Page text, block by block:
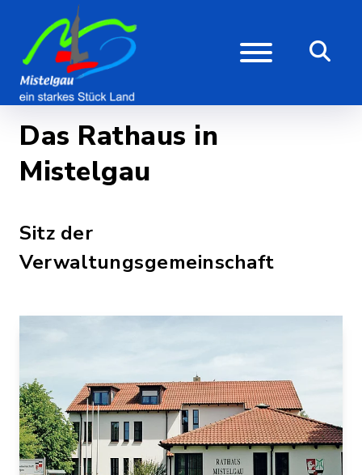
Das Rathaus in
Mistelgau
Sitz der
Verwaltungsgemeinschaft